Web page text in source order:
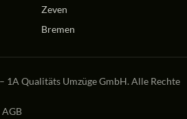
Zeven
Bremen
1A Qualitäts Umzüge GmbH. Alle Rechte
AGB